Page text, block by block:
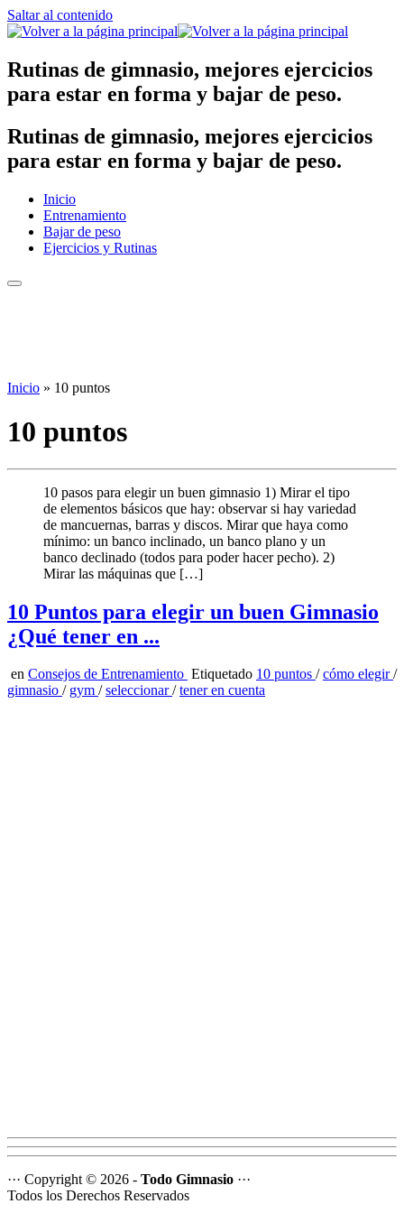
Saltar al contenido
Rutinas de gimnasio, mejores ejercicios
para estar en forma y bajar de peso.
Rutinas de gimnasio, mejores ejercicios
para estar en forma y bajar de peso.
Inicio
Entrenamiento
Bajar de peso
Ejercicios y Rutinas
Inicio » 10 puntos
10 puntos
10 pasos para elegir un buen gimnasio 1) Mirar el tipo
de elementos básicos que hay: observar si hay variedad
de mancuernas, barras y discos. Mirar que haya como
mínimo: un banco inclinado, un banco plano y un
banco declinado (todos para poder hacer pecho). 2)
Mirar las máquinas que […]
10 Puntos para elegir un buen Gimnasio
¿Qué tener en ...
en Consejos de Entrenamiento Etiquetado 10 puntos /cómo elegir/
gimnasio / gym /seleccionar/tener en cuenta
··· Copyright © 2026 - Todo Gimnasio ···
Todos los Derechos Reservados